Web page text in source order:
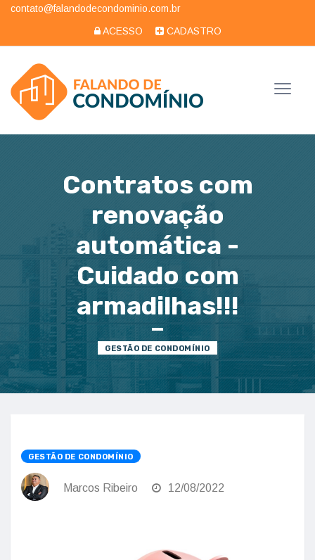
contato@falandodecondominio.com.br
ACESSO
CADASTRO
Contratos com
renovação
automática -
Cuidado com
armadilhas!!!
GESTÃO DE CONDOMÍNIO
GESTÃO DE CONDOMÍNIO
Marcos Ribeiro 12/08/2022